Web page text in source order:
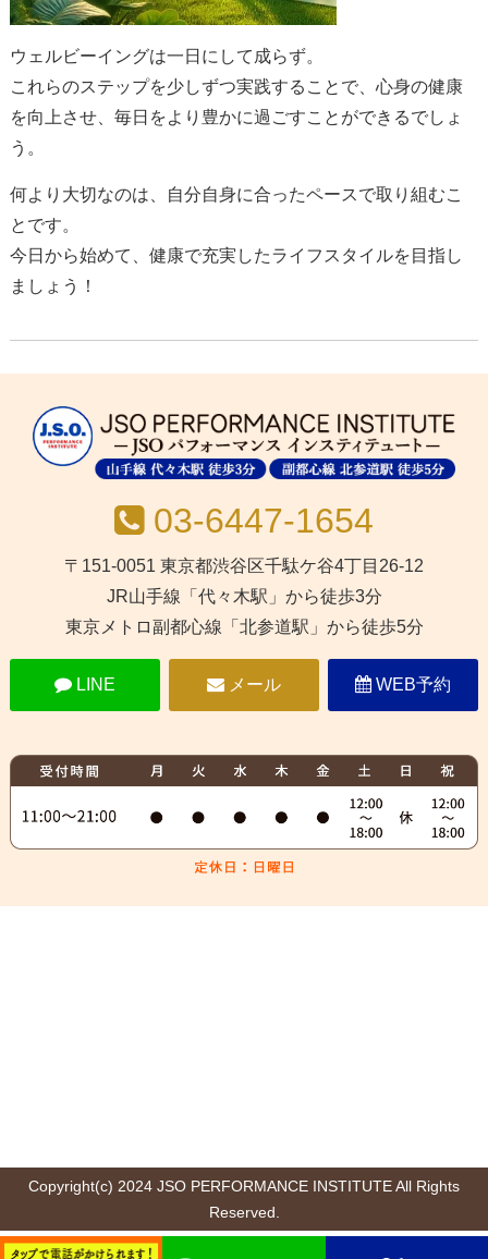
ウェルビーイングは一日にして成らず。
これらのステップを少しずつ実践することで、心身の健康
を向上させ、毎日をより豊かに過ごすことができるでしょ
う。
何より大切なのは、自分自身に合ったペースで取り組むこ
とです。
今日から始めて、健康で充実したライフスタイルを目指し
ましょう！
03-6447-1654
〒151-0051 東京都渋谷区千駄ケ谷4丁目26-12
JR山手線「代々木駅」から徒歩3分
東京メトロ副都心線「北参道駅」から徒歩5分
LINE メール WEB予約
Copyright(c) 2024 JSO PERFORMANCE INSTITUTE All Rights
Reserved.